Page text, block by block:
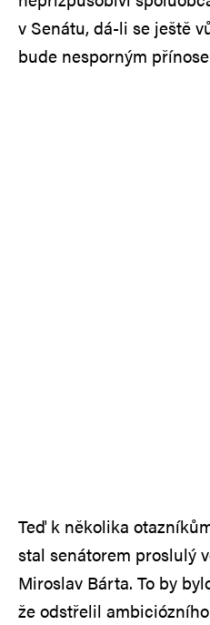
v Senátu, dá-li se ještě
bude nesporným
Teď k několika
stal senátorem proslulý
Miroslav Bárta. To by
že odstřelil